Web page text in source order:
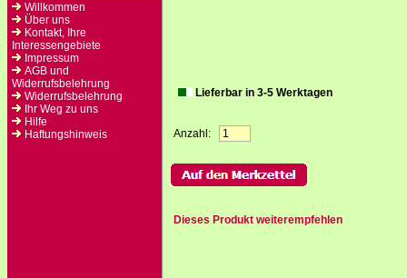
Willkommen
Über uns
Kontakt, Ihre
Interessengebiete
Impressum
AGB und
Widerrufsbelehrung
Widerrufsbelehrung
Ihr Weg zu uns
Hilfe
Haftungshinweis
Lieferbar in 3-5 Werktagen
Anzahl:
Dieses Produkt weiterempfehlen